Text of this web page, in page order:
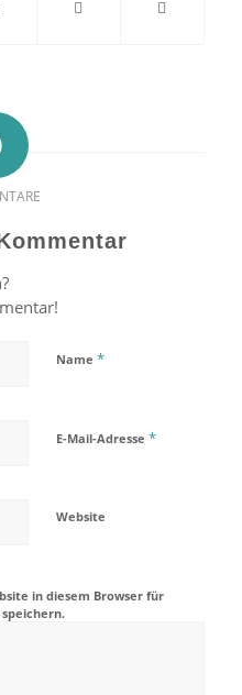
Name *
E-Mail-Adresse *
Website
in diesem Browser für